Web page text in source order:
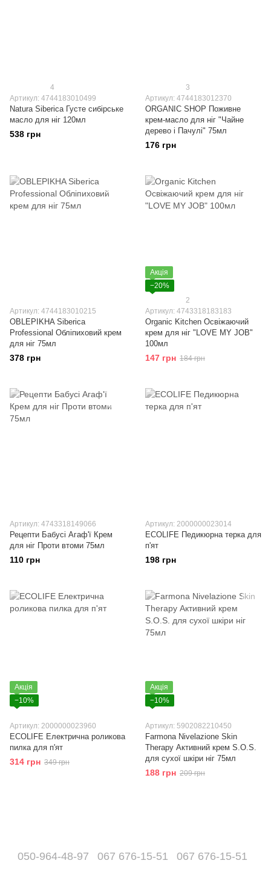
4
Артикул: 4744183010499
Natura Siberica Густе сибірське
масло для ніг 120мл
538 грн
3
Артикул: 4744183012370
ORGANIC SHOP Поживне
крем-масло для ніг "Чайне
дерево і Пачулі" 75мл
176 грн
Артикул: 4744183010215
OBLEPIKHA Siberica
Professional Обліпиховий крем
для ніг 75мл
378 грн
Акція
−20%
2
Артикул: 4743318183183
Organic Kitchen Освіжаючий
крем для ніг "LOVE MY JOB"
100мл
147 грн 184 грн
Артикул: 4743318149066
Рецепти Бабусі Агаф'ї Крем
для ніг Проти втоми 75мл
110 грн
Артикул: 2000000023014
ECOLIFE Педикюрна терка для
п'ят
198 грн
Акція
−10%
Артикул: 2000000023960
ECOLIFE Електрична роликова
пилка для п'ят
314 грн 349 грн
Акція
−10%
Артикул: 5902082210450
Farmona Nivelazione Skin
Therapy Активний крем S.O.S.
для сухої шкіри ніг 75мл
188 грн 209 грн
050-964-48-97 067 676-15-51 067 676-15-51